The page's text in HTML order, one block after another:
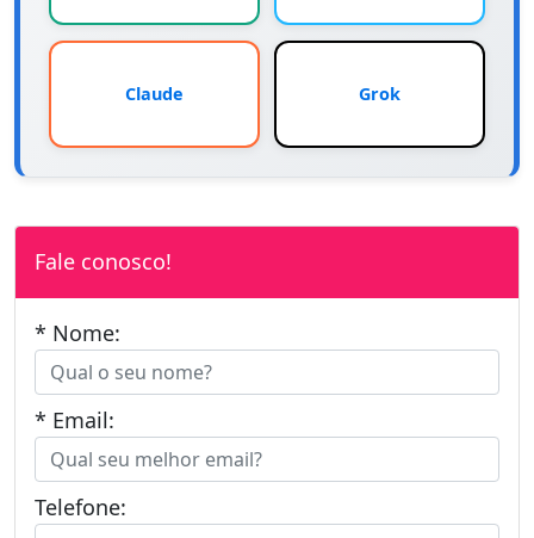
Claude Grok
Fale conosco!
* Nome:
* Email:
Telefone: